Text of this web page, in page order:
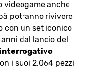
videogame anche
potranno rivivere
con un set iconico
dal lancio del
interrogativo
i suoi 2.064 pezzi